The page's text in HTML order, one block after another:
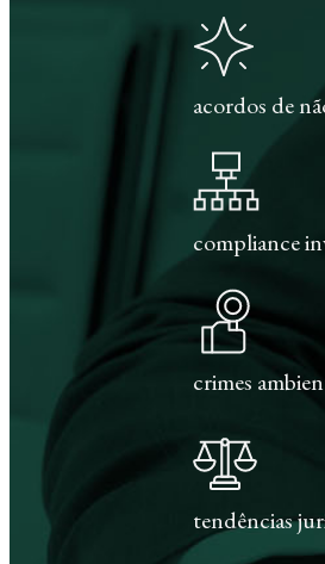
acordos de
compliance
crimes
tendências